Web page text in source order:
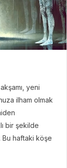
yeni
ilham olmak
bir şekilde
Bu haftaki köşe